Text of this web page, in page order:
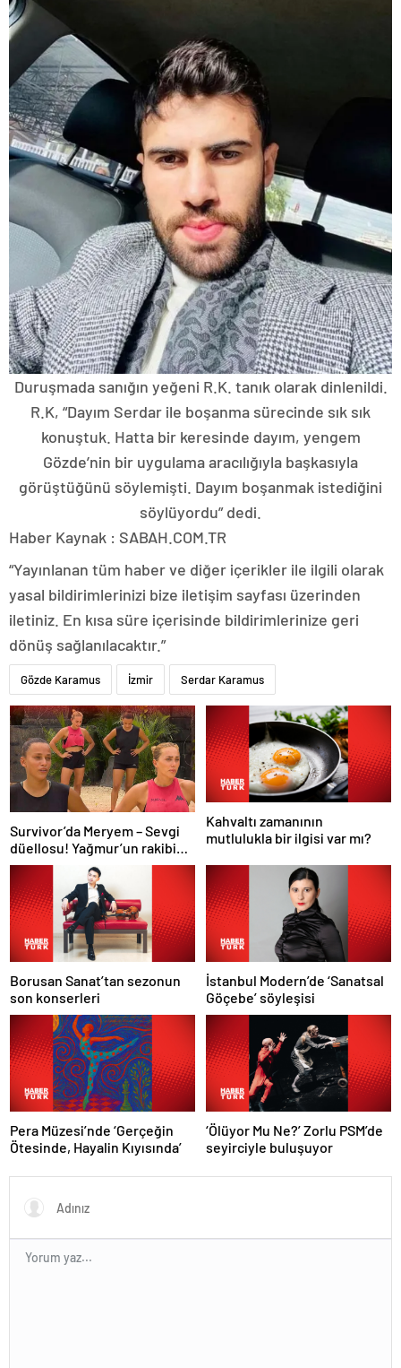
Duruşmada sanığın yeğeni R.K. tanık olarak dinlenildi.
R.K, “Dayım Serdar ile boşanma sürecinde sık sık
konuştuk. Hatta bir keresinde dayım, yengem
Gözde’nin bir uygulama aracılığıyla başkasıyla
görüştüğünü söylemişti. Dayım boşanmak istediğini
söylüyordu” dedi.
Haber Kaynak : SABAH.COM.TR
“Yayınlanan tüm haber ve diğer içerikler ile ilgili olarak
yasal bildirimlerinizi bize iletişim sayfası üzerinden
iletiniz. En kısa süre içerisinde bildirimlerinize geri
dönüş sağlanılacaktır.”
Gözde Karamus İzmir Serdar Karamus
Survivor’da Meryem – Sevgi
düellosu! Yağmur’un rakibi
belli oldu
Kahvaltı zamanının
mutlulukla bir ilgisi var mı?
Borusan Sanat’tan sezonun
son konserleri
İstanbul Modern’de ‘Sanatsal
Göçebe’ söyleşisi
Pera Müzesi’nde ‘Gerçeğin
Ötesinde, Hayalin Kıyısında’
‘Ölüyor Mu Ne?’ Zorlu PSM’de
seyirciyle buluşuyor